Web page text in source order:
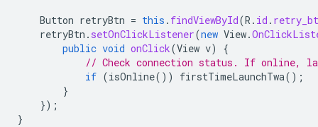
Button retryBtn = this . findViewById(R . id .
retryBtn . setOnClickListener(new View.
public void onClick(View v)
{
// Check connection status. If online,
if (isOnline()) firstTimeLaunchTwa();
}
});
}